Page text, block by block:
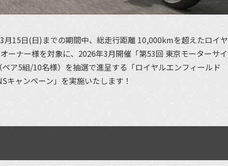
15日(日)までの期間中、総走行距離 10,000kmを超えたロイヤ
ーナー様を対象に、2026年3月開催「第53回 東京モーターサイ
ア5組/10名様）を抽選で進呈する「ロイヤルエンフィールド
キャンペーン」を実施いたします！